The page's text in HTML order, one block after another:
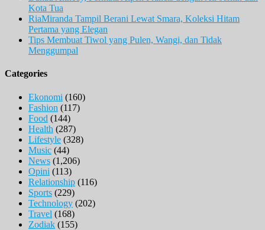
Kota Tua
RiaMiranda Tampil Berani Lewat Smara, Koleksi Hitam
Pertama yang Elegan
Tips Membuat Tiwol yang Pulen, Wangi, dan Tidak
Menggumpal
Categories
Ekonomi (160)
Fashion (117)
Food (144)
Health (287)
Lifestyle (328)
Music (44)
News (1,206)
Opini (113)
Relationship (116)
Sports (229)
Technology (202)
Travel (168)
Zodiak (155)